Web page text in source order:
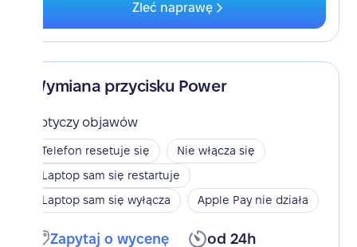
Zleć naprawę
Wymiana przycisku Power
Dotyczy objawów
Telefon resetuje się
Nie włącza się
Laptop sam się restartuje
Laptop sam się wyłącza
Apple Pay nie działa
Zapytaj o wycenę od 24h